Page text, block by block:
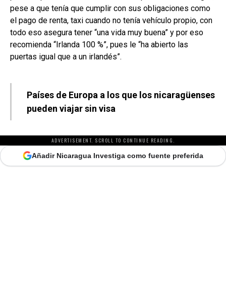
pese a que tenía que cumplir con sus obligaciones como
el pago de renta, taxi cuando no tenía vehículo propio, con
todo eso asegura tener “una vida muy buena” y por eso
recomienda “Irlanda 100 %”, pues le “ha abierto las
puertas igual que a un irlandés”.
Países de Europa a los que los nicaragüenses
pueden viajar sin visa
ADVERTISEMENT. SCROLL TO CONTINUE READING.
Añadir Nicaragua Investiga como fuente preferida